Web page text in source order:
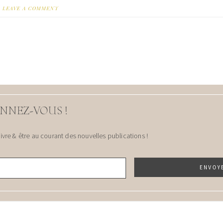
LEAVE A COMMENT
VOUS !
& être au courant des nouvelles publications !